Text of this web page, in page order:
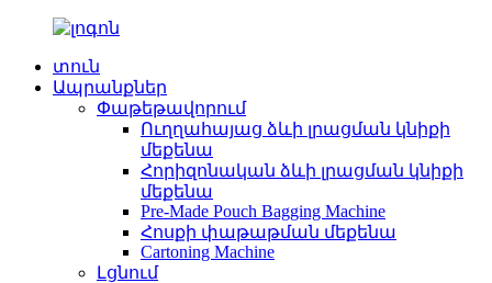
տուն
Ապրանքներ
Փաթեթավորում
Ուղղահայաց ձևի լրացման կնիքի
մեքենա
Հորիզոնական ձևի լրացման կնիքի
մեքենա
Pre-Made Pouch Bagging Machine
Հոսքի փաթաթման մեքենա
Cartoning Machine
Լցնում